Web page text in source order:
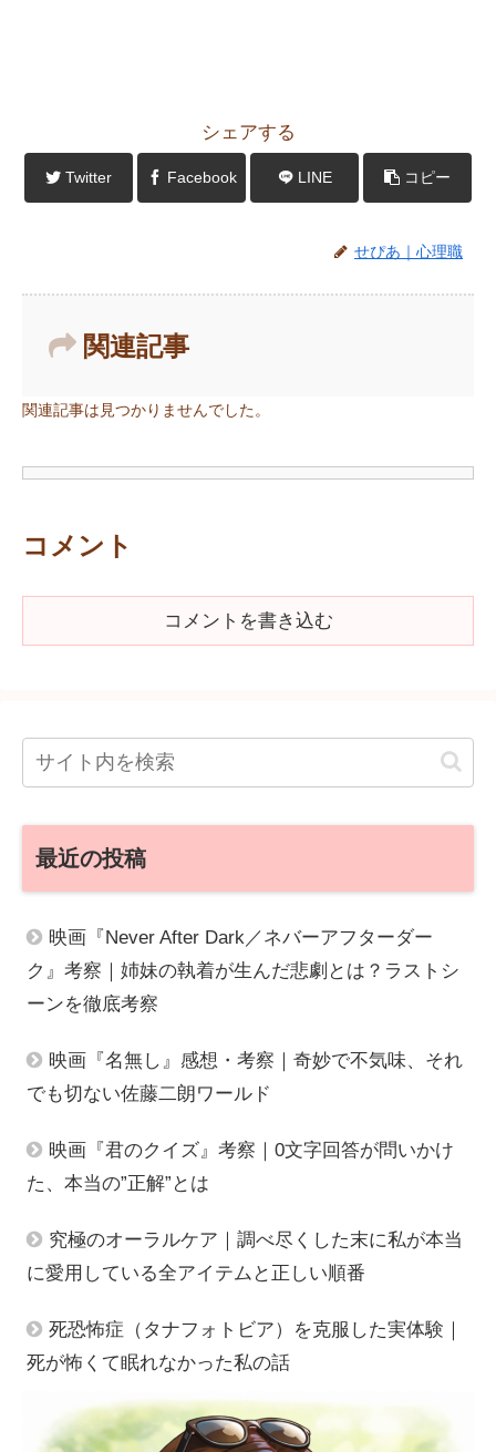
シェアする
Twitter Facebook LINE コピー
せぴあ｜心理職
関連記事
関連記事は見つかりませんでした。
コメント
コメントを書き込む
最近の投稿
映画『Never After Dark／ネバーアフターダー
ク』考察｜姉妹の執着が生んだ悲劇とは？ラストシ
ーンを徹底考察
映画『名無し』感想・考察｜奇妙で不気味、それ
でも切ない佐藤二朗ワールド
映画『君のクイズ』考察｜0文字回答が問いかけ
た、本当の”正解”とは
究極のオーラルケア｜調べ尽くした末に私が本当
に愛用している全アイテムと正しい順番
死恐怖症（タナフォトビア）を克服した実体験｜
死が怖くて眠れなかった私の話